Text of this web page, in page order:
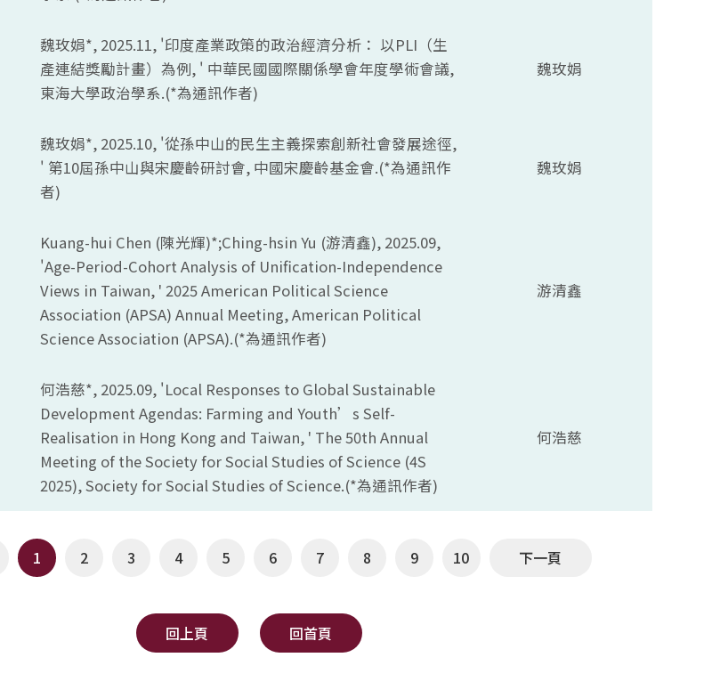
魏玫娟*, 2025.11, '印度產業政策的政治經濟分析： 以PLI（生
產連結獎勵計畫）為例, ' 中華民國國際關係學會年度學術會議,
東海大學政治學系.(*為通訊作者)
魏玫娟
魏玫娟*, 2025.10, '從孫中山的民生主義探索創新社會發展途徑,
' 第10屆孫中山與宋慶齡研討會, 中國宋慶齡基金會.(*為通訊作
者)
魏玫娟
Kuang-hui Chen (陳光輝)*;Ching-hsin Yu (游清鑫), 2025.09,
'Age-Period-Cohort Analysis of Unification-Independence
Views in Taiwan, ' 2025 American Political Science
Association (APSA) Annual Meeting, American Political
Science Association (APSA).(*為通訊作者)
游清鑫
何浩慈*, 2025.09, 'Local Responses to Global Sustainable
Development Agendas: Farming and Youth’s Self-
Realisation in Hong Kong and Taiwan, ' The 50th Annual
Meeting of the Society for Social Studies of Science (4S
2025), Society for Social Studies of Science.(*為通訊作者)
何浩慈
1 2 3 4 5 6 7 8 9 10 下一頁
回上頁 回首頁